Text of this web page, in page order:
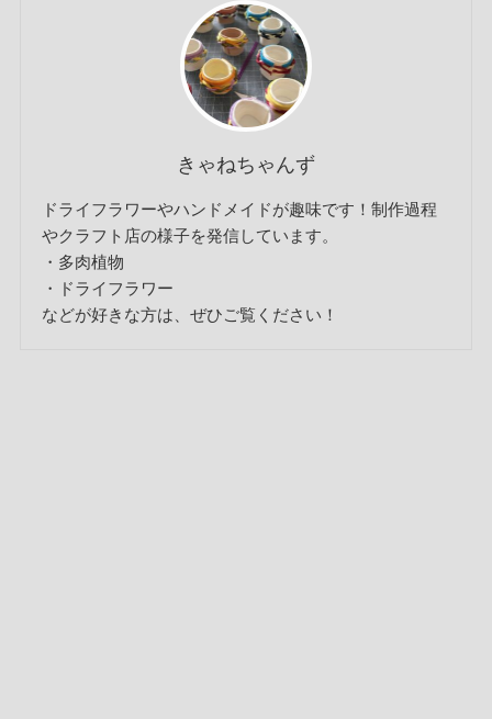
きゃねちゃんず
ドライフラワーやハンドメイドが趣味です！制作過程
やクラフト店の様子を発信しています。
・多肉植物
・ドライフラワー
などが好きな方は、ぜひご覧ください！